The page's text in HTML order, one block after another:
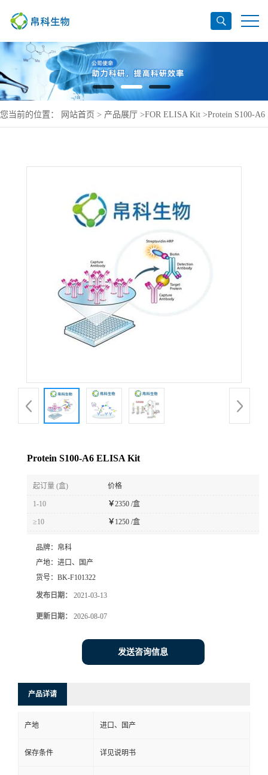
您当前的位置： 网站首页 > 产品展厅 >FOR ELISA Kit >Protein S100-A6
Protein S100-A6 ELISA Kit
起订量 (盒) 价格
1-10 ￥2350 /盒
≥10 ￥ 1250 /盒
品牌： 帛科
产地： 进口、国产
货号： BK-F101322
发布日期： 2021-03-13
更新日期： 2026-08-07
发送咨询信息
产品详请
产地 进口、国产
保存条件 详见说明书